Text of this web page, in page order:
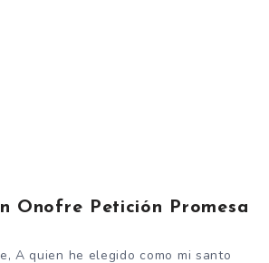
Onofre Petición Promesa
A quien he elegido como mi santo